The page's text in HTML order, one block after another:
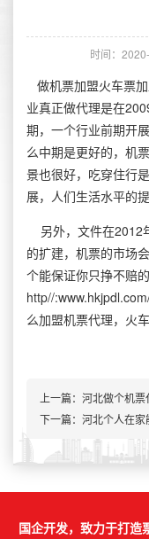
时间：
做机票加盟火车票
业真正做代理是在
期，一个行业前期开
么中期是更好的，机
景也很好，吃穿住行
展，人们生活水平的
另外，文件在2012
的扩建，机票的市场
个能保证你只挣不赔
http//
么加盟机票代理，火
上一篇： 河北做个机票
下一篇：河北个人在
国企开发，致力于打造